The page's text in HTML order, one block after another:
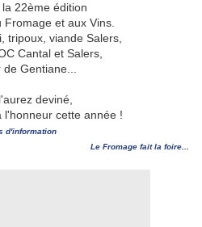
22ème édition
et aux Vins.
tripoux, viande Salers,
Cantal et Salers,
Gentiane...
deviné,
l'honneur cette année !
d'information
Le Fromage fait la foire...